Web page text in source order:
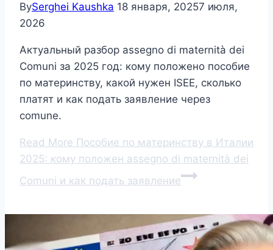
BySerghei Kaushka 18 января, 20257 июля,
2026
Актуальный разбор assegno di maternità dei
Comuni за 2025 год: кому положено пособие
по материнству, какой нужен ISEE, сколько
платят и как подать заявление через
comune.
Read More Пособие по материнству в Италии
2025: кому положен assegno di maternità dei
Comuni и как подать заявление